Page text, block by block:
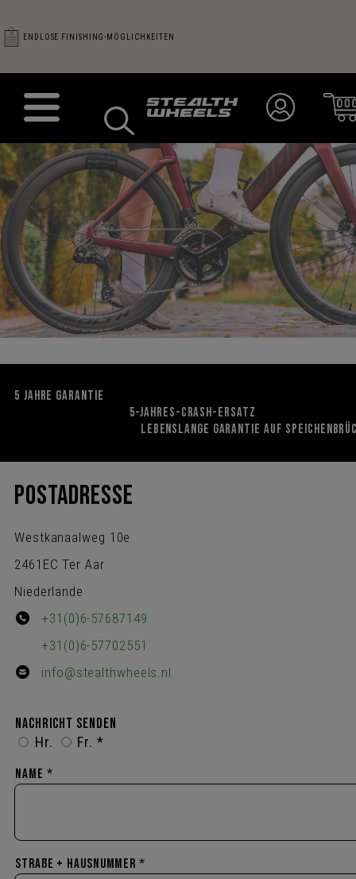
ENDLOSE FINISHING-MÖGLICHKEITEN
5 JAHRE GARANTIE
5-JAHRES-CRASH-ERSATZ
LEBENSLANGE GARANTIE AUF
POSTADRESSE
Westkanaalweg 10e
2461EC Ter Aar
Niederlande
+31(0)6-57687149
+31(0)6-57702551
info@stealthwheels.nl
Nachricht senden
Hr.
Fr. *
Name *
Straße + Hausnummer *